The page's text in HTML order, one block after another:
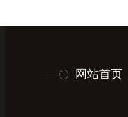
网站首页